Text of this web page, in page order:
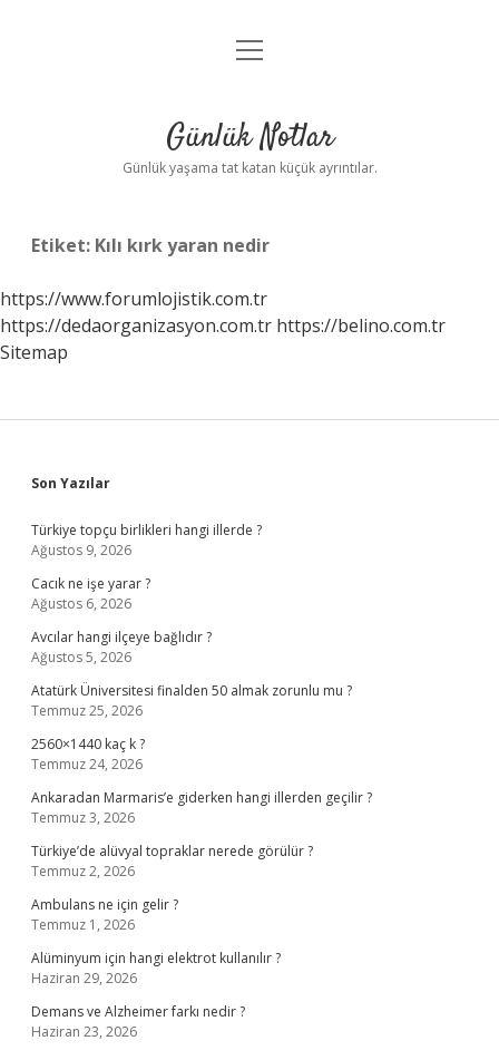
Anasayfa
Yasal Uyarı
menüyü
Günlük Notlar
Günlük yaşama tat katan küçük ayrıntılar.
Etiket: Kılı kırk yaran nedir
https://www.forumlojistik.com.tr
https://dedaorganizasyon.com.tr https://belino.com.tr
Sitemap
Sidebar
Son Yazılar
Türkiye topçu birlikleri hangi illerde ?
Ağustos 9, 2026
Cacık ne işe yarar ?
Ağustos 6, 2026
Avcılar hangi ilçeye bağlıdır ?
Ağustos 5, 2026
Atatürk Üniversitesi finalden 50 almak zorunlu mu ?
Temmuz 25, 2026
2560×1440 kaç k ?
Temmuz 24, 2026
Ankaradan Marmaris’e giderken hangi illerden geçilir ?
Temmuz 3, 2026
Türkiye’de alüvyal topraklar nerede görülür ?
Temmuz 2, 2026
Ambulans ne için gelir ?
Temmuz 1, 2026
Alüminyum için hangi elektrot kullanılır ?
Haziran 29, 2026
Demans ve Alzheimer farkı nedir ?
Haziran 23, 2026